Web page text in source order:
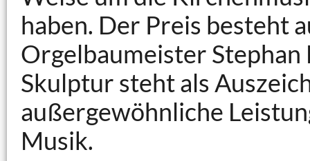
haben. Der Preis besteht
Orgelbaumeister
Skulptur steht als
außergewöhnliche
Musik.